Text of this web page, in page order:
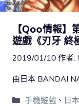
【Qoo情報
遊戲《刃牙 終
2019/01/10 作者:
由日本 BANDAI
手機遊戲、 日